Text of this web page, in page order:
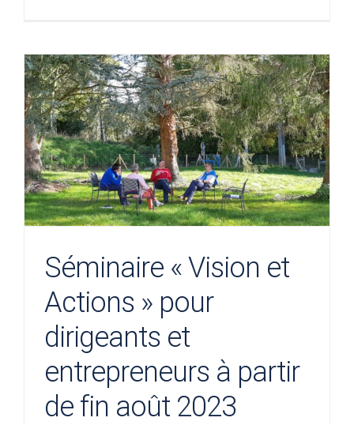
Séminaire « Vision et
Actions » pour
dirigeants et
entrepreneurs à partir
de fin août 2023